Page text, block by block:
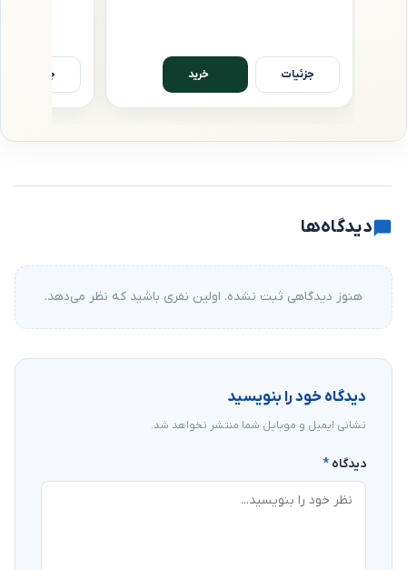
جزئیات خرید جزئیات
دیدگاه‌ها
هنوز دیدگاهی ثبت نشده. اولین نفری باشید که نظر می‌دهد.
دیدگاه خود را بنویسید
نشانی ایمیل و موبایل شما منتشر نخواهد شد.
دیدگاه *